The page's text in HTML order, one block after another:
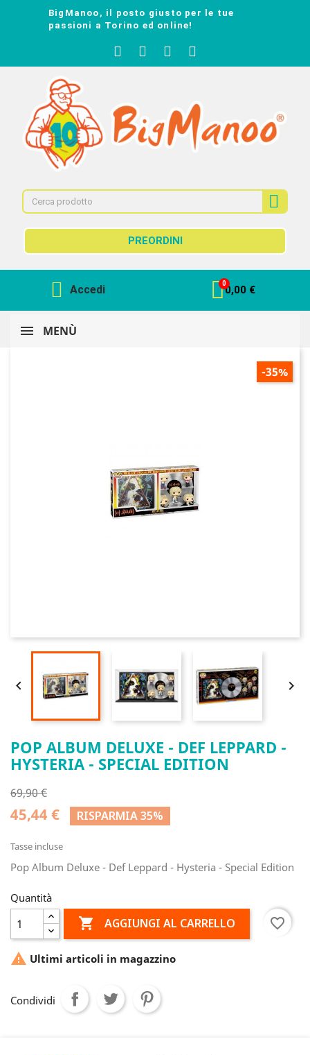
BigManoo, il posto giusto per le tue
passioni a Torino ed online!
PREORDINI
Accedi 0,00 €
MENÙ
-35%
 
POP ALBUM DELUXE - DEF LEPPARD -
HYSTERIA - SPECIAL EDITION
69,90 €
45,44 € RISPARMIA 35%
Tasse incluse
Pop Album Deluxe - Def Leppard - Hysteria - Special Edition
Quantità
 AGGIUNGI AL CARRELLO favorite_border
 Ultimi articoli in magazzino
Condividi